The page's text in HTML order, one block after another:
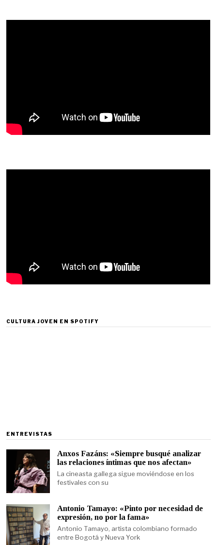
CULTURA JOVEN EN SPOTIFY
ENTREVISTAS
Anxos Fazáns: «Siempre busqué analizar
las relaciones íntimas que nos afectan»
La cineasta gallega sigue moviéndose en los
festivales con su
Antonio Tamayo: «Pinto por necesidad de
expresión, no por la fama»
Antonio Tamayo, artista colombiano formado
entre Bogotá y Nueva York